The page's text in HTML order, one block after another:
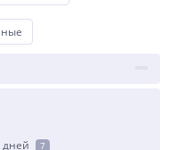
дней 7